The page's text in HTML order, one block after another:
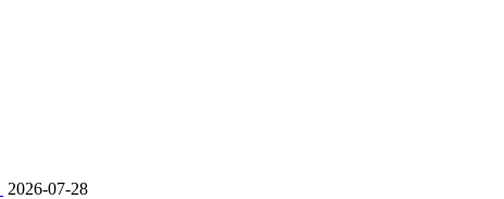
2026-07-28